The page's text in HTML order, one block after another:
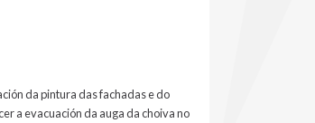
da pintura das fachadas e do
a evacuación da auga da choiva no